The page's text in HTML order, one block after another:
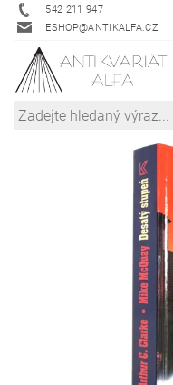
542 211 947
ESHOP@ANTIKALFA.CZ